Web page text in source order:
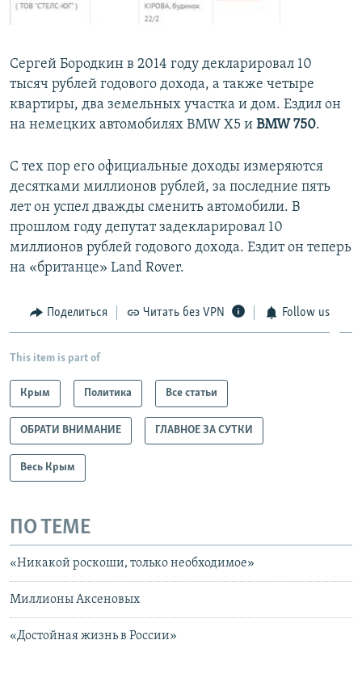
Сергей Бородкин в 2014 году декларировал 10
тысяч рублей годового дохода, а также четыре
квартиры, два земельных участка и дом. Ездил он
на немецких автомобилях BMW X5 и BMW 750.
С тех пор его официальные доходы измеряются
десятками миллионов рублей, за последние пять
лет он успел дважды сменить автомобили. В
прошлом году депутат задекларировал 10
миллионов рублей годового дохода. Ездит он теперь
на «британце» Land Rover.
Поделиться Читать без VPN Follow us
This item is part of
Крым Политика Все статьи
ОБРАТИ ВНИМАНИЕ ГЛАВНОЕ ЗА СУТКИ
Весь Крым
ПО ТЕМЕ
«Никакой роскоши, только необходимое»
Миллионы Аксеновых
«Достойная жизнь в России»